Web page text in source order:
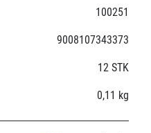
100251
9008107343373
12 STK
0,11 kg